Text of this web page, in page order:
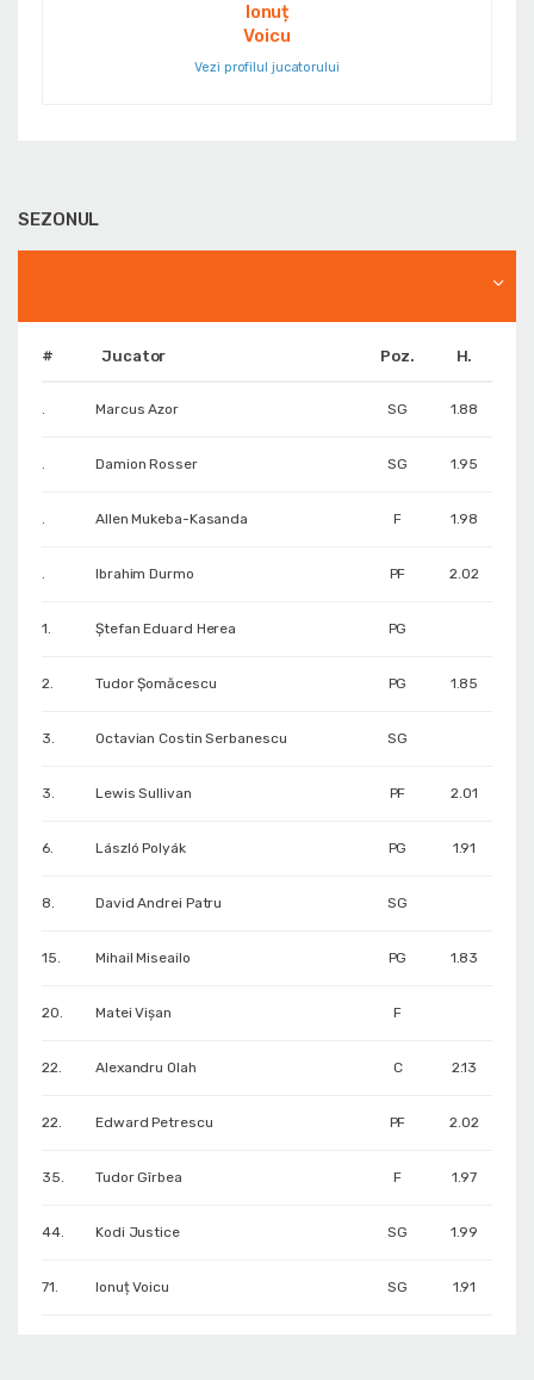
Ionuț
Voicu
Vezi profilul jucatorului
SEZONUL
# Jucator Poz. H.
. Marcus Azor SG 1.88
. Damion Rosser SG 1.95
. Allen Mukeba-Kasanda F 1.98
. Ibrahim Durmo PF 2.02
1. Ștefan Eduard Herea PG
2. Tudor Șomăcescu PG 1.85
3. Octavian Costin Serbanescu SG
3. Lewis Sullivan PF 2.01
6. László Polyák PG 1.91
8. David Andrei Patru SG
15. Mihail Miseailo PG 1.83
20. Matei Vișan F
22. Alexandru Olah C 2.13
22. Edward Petrescu PF 2.02
35. Tudor Gîrbea F 1.97
44. Kodi Justice SG 1.99
71. Ionuț Voicu SG 1.91